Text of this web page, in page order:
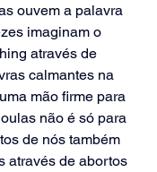
ouvem a palavra
imaginam o
através de
calmantes na
mão firme para
não é só para
de nós também
através de abortos